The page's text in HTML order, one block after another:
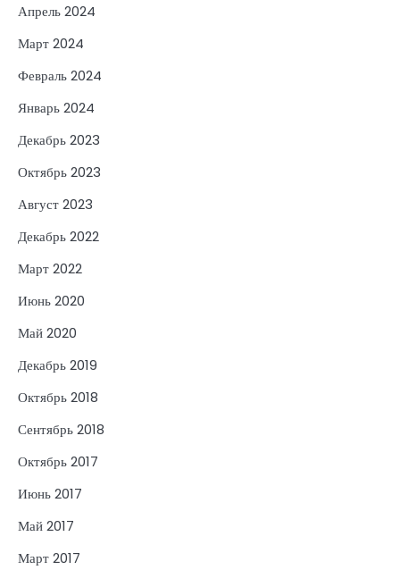
Апрель 2024
Март 2024
Февраль 2024
Январь 2024
Декабрь 2023
Октябрь 2023
Август 2023
Декабрь 2022
Март 2022
Июнь 2020
Май 2020
Декабрь 2019
Октябрь 2018
Сентябрь 2018
Октябрь 2017
Июнь 2017
Май 2017
Март 2017